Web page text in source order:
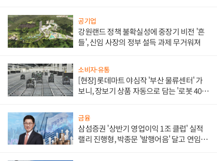
공기업
강원랜드 정책 불확실성에 중장기 비전 '흔
들', 신임 사장의 정부 설득 과제 무거워져
소비자·유통
[현장] 롯데마트 야심작 '부산 물류센터' 가
보니, 장보기 상품 자동으로 담는 '로봇 400
금융
삼섬증권 '상반기 영업이익 1조 클럽' 실적
랠리 진행형, 박종문 '발행어음' 달고 연임 향